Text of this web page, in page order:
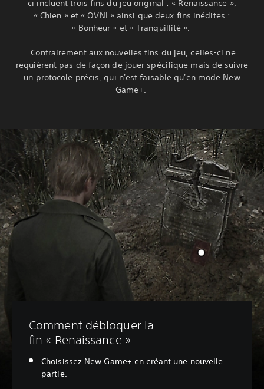
ci incluent trois fins du jeu original : « Renaissance »,
« Chien » et « OVNI » ainsi que deux fins inédites :
« Bonheur » et « Tranquillité ».
‎ Contrairement aux nouvelles fins du jeu, celles-ci ne
requièrent pas de façon de jouer spécifique mais de suivre
un protocole précis, qui n'est faisable qu'en mode New
Game+.‎
Comment débloquer la
fin « Renaissance »
Choisissez New Game+ en créant une nouvelle
partie.